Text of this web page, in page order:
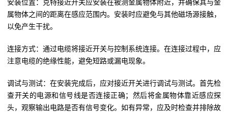
安装位置：克特接近开关应安装在被测金属物体附近，并确保其与金
属物体之间的距离在感应范围内。安装时应避免与其他磁场源接触，
以免产生干扰。
连接方式：通过电缆将接近开关与控制系统连接。在连接过程中，应
注意电缆的绝缘性能，避免短路或漏电现象。
调试与测试：在安装完成后，应对接近开关进行调试与测试。首先检
查开关的电源和信号线是否连接正确；然后将金属物体靠近感应探
头，观察输出电路是否有信号变化。如有异常，应及时检查并排除故